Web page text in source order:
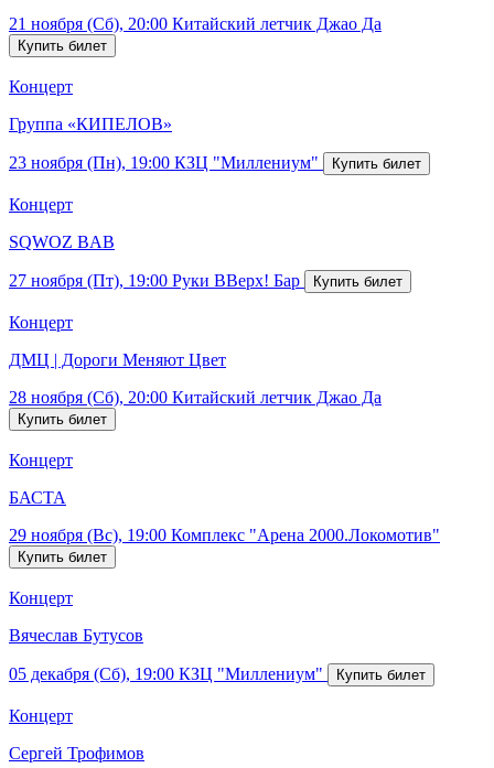
21 ноября (Сб), 20:00 Китайский летчик Джао Да
Концерт
Группа «КИПЕЛОВ»
23 ноября (Пн), 19:00 КЗЦ "Миллениум"
Концерт
SQWOZ BAB
27 ноября (Пт), 19:00 Руки ВВерх! Бар
Концерт
ДМЦ | Дороги Меняют Цвет
28 ноября (Сб), 20:00 Китайский летчик Джао Да
Концерт
БАСТА
29 ноября (Вс), 19:00 Комплекс "Арена 2000.Локомотив"
Концерт
Вячеслав Бутусов
05 декабря (Сб), 19:00 КЗЦ "Миллениум"
Концерт
Сергей Трофимов